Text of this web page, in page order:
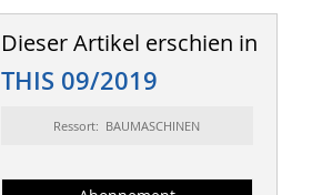
Dieser Artikel erschien in
THIS 09/2019
Ressort: BAUMASCHINEN